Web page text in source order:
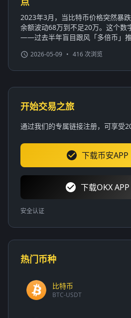
2023年3月，当比特币价格突然暴
余额波动68万到不足20万。这个数
——过去半年盲目跟风「多倍币」
2026-05-09 • 416 次浏览
开始交易之旅
通过我们的专属链接注册，可享受
下载币安APP
下载OKX APP
安全认证
热门币种
比特币
BTC-USDT